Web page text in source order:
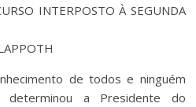
INTERPOSTO À SEGUNDA
de todos e ninguém
determinou a Presidente do